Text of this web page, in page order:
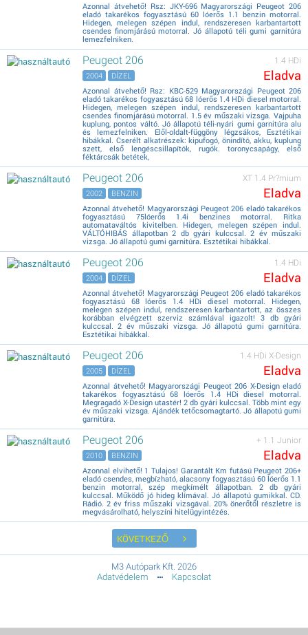
Azonnal átvehető! Rsz: JKY-696 Magyarországi Peugeot 206
eladó takarékos fogyasztású 60 lóerős 1.1 benzin motorral.
Hidegen, melegen szépen indul, rendszeresen karbantartott
csendes finomjárású motorral. Jó állapotú téli gumi garnitúra
lemezfelniken.
Peugeot 206 1.4 HDi
Eladva
2004 DÍZEL
Azonnal átvehető! Rsz: KBC-529 Magyarországi Peugeot 206
eladó takarékos fogyasztású 68 lóerős 1.4 HDi diesel motorral.
Hidegen, melegen szépen indul, rendszeresen karbantartott
csendes finomjárású motorral. 1.5 év műszaki vizsga. Vajpuha
kuplung, pontos váltó. Jó állapotú téli-nyári gumi garnitúra alu
és lemezfelniken. Elől-oldalt-függöny légzsákos, Esztétikai
hibákkal. Cserélt alkatrészek: kipufogó, önindító, akku, kuplung
szett, első lengéscsillapítók, rugók. toronycsapágy, első
féktárcsák betétek,
Peugeot 206 XT 1.4 Pr?mium
Eladva
2002 BENZIN
Azonnal átvehető! Magyarországi Peugeot 206 eladó takarékos
fogyasztású 75lóerős 1.4i benzines motorral. Ritka
automataváltós kivitelben. Hidegen, melegen szépen indul.
VÁLTÓHIBÁS állapotban 2 db gyári kulccsal. 2 év műszaki
vizsga. Jó állapotú gumi garnitúra. Esztétikai hibákkal.
Peugeot 206 1.4 HDi
Eladva
2004 DÍZEL
Azonnal átvehető! Magyarországi Peugeot 206 eladó takarékos
fogyasztású 68 lóerős 1.4 HDi diesel motorral. Hidegen,
melegen szépen indul, rendszeresen karbantartott, az összes
korábban elvégzett szerviz számlával igazolt! 3 db gyári
kulccsal. 2 év műszaki vizsga. Jó állapotú gumi garnitúra.
Esztétikai hibákkal.
Peugeot 206 1.4 HDi X-Design
Eladva
2005 DÍZEL
Azonnal átvehető! Magyarországi Peugeot 206 X-Design eladó
takarékos fogyasztású 68 lóerős 1.4 HDi diesel motorral.
Megragadó X-Design utastér! 2 db gyári kulccsal. Több mint egy
év műszaki vizsga. Ajándék tetőcsomagtartó. Jó állapotú gumi
garnitúra.
Peugeot 206 + 1.1 Junior
Eladva
2010 BENZIN
Azonnal elvihető! 1 Tulajos! Garantált Km futású Peugeot 206+
eladó csendes, megbízható, alacsony fogyasztású 60 lóerős 1.1
benzin motorral, szép megkímélt állapotban. 2 db gyári
kulccsal. Működő jó hideg klímával. Jó állapotú gumikkal. CD.
Rádió. 2 év friss műszaki vizsgával. 20% önerőtől részletre is
megvásárolható, helyszíni hitelügyintézés.
KÖVETKEZŐ
M3 Autópark Kft. 2026
Adatvédelem
Kapcsolat